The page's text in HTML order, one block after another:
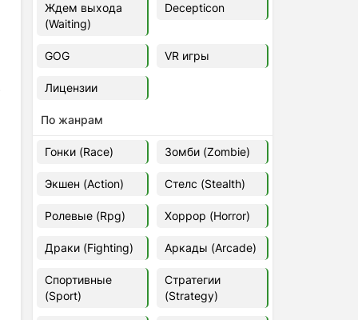
Cyberpunk 2077
49.4 GB
Ghost of Tsushima: Director's Cut
v.1053.9.0623.1807 [Папка
Euro Truck Simulator 2 v.1.60.1.7s
[Папка игры] (2012)
37,77 Гб
Forza Horizon 5 v.688.044
[Папка игры] (2021)
2021
Ждем выхода
(Waiting)
Decepticon
GOG VR игры
Лицензии
По жанрам
Гонки (Race) Зомби (Zombie)
Экшен (Action) Стелс (Stealth)
Ролевые (Rpg) Хоррор (Horror)
Драки (Fighting) Аркады (Arcade)
Спортивные
(Sport)
Стратегии
(Strategy)